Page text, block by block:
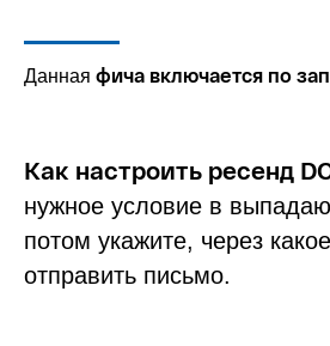
Данная фича включается по
Как настроить ресенд
нужное условие в
потом укажите, через
отправить письмо.